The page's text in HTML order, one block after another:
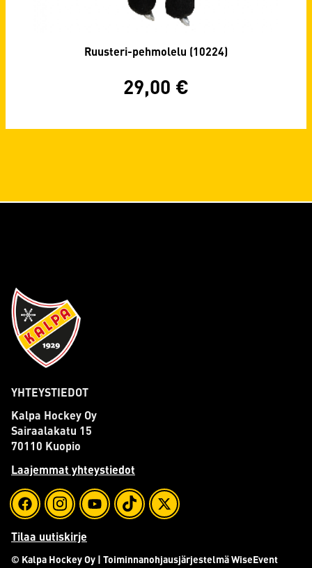
Ruusteri-pehmolelu (10224)
29,00 €
YHTEYSTIEDOT
Kalpa Hockey Oy
Sairaalakatu 15
70110 Kuopio
Laajemmat yhteystiedot
Tilaa uutiskirje
© Kalpa Hockey Oy | ToiminnanohjausjärjestelmäWiseEvent